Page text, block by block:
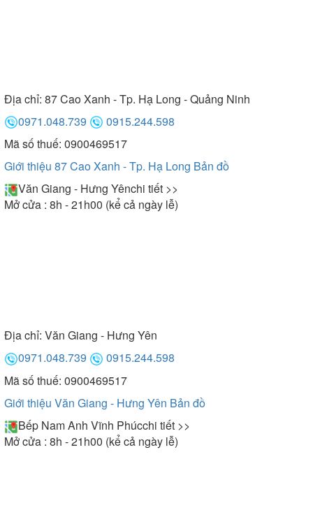
Địa chỉ: 87 Cao Xanh - Tp. Hạ Long - Quảng Ninh
0971.048.739
0915.244.598
Mã số thuế: 0900469517
Giới thiệu 87 Cao Xanh - Tp. Hạ Long Bản đồ
Văn Giang - Hưng Yênchi tiết >>
Mở cửa : 8h - 21h00 (kể cả ngày lễ)
Địa chỉ: Văn Giang - Hưng Yên
0971.048.739
0915.244.598
Mã số thuế: 0900469517
Giới thiệu Văn Giang - Hưng Yên Bản đồ
Bếp Nam Anh Vĩnh Phúcchi tiết >>
Mở cửa : 8h - 21h00 (kể cả ngày lễ)